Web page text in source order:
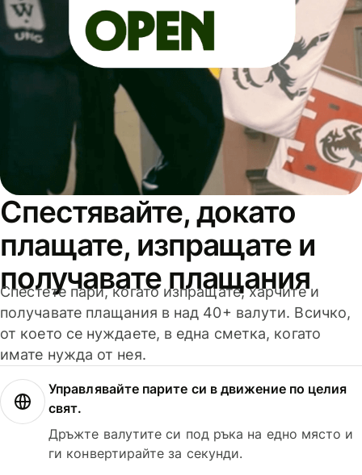
Спестявайте, докато
плащате, изпращате и
получавате плащания
Спестете пари, когато изпращате, харчите и
получавате плащания в над 40+ валути. Всичко,
от което се нуждаете, в една сметка, когато
имате нужда от нея.
Управлявайте парите си в движение по целия
свят.
Дръжте валутите си под ръка на едно място и
ги конвертирайте за секунди.